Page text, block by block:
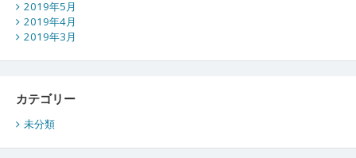
2019年5月
2019年4月
2019年3月
カテゴリー
未分類